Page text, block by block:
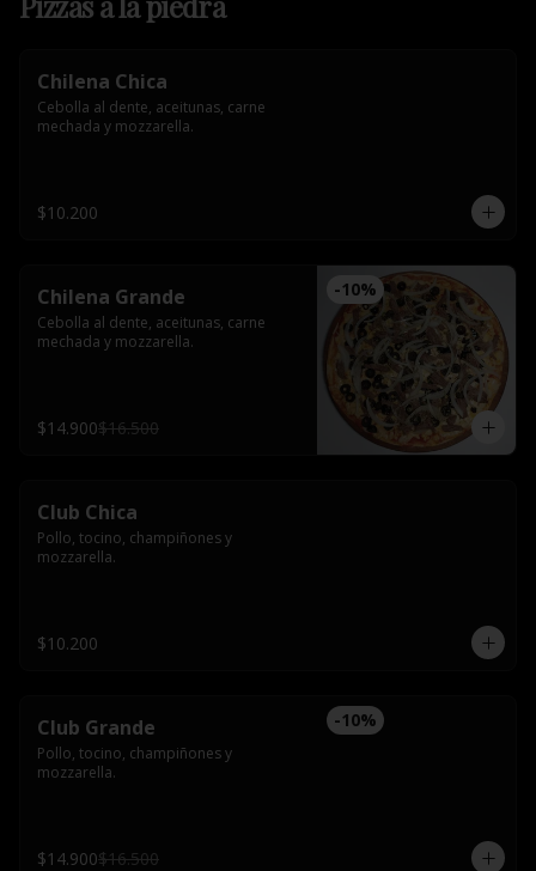
Chilena Chica
Cebolla al dente, aceitunas, carne
mechada y mozzarella.
$10.200
-10%
Chilena Grande
Cebolla al dente, aceitunas, carne
mechada y mozzarella.
$14.900$16.500
Club Chica
Pollo, tocino, champiñones y
mozzarella.
$10.200
-10%
Club Grande
Pollo, tocino, champiñones y
mozzarella.
$14.900$16.500